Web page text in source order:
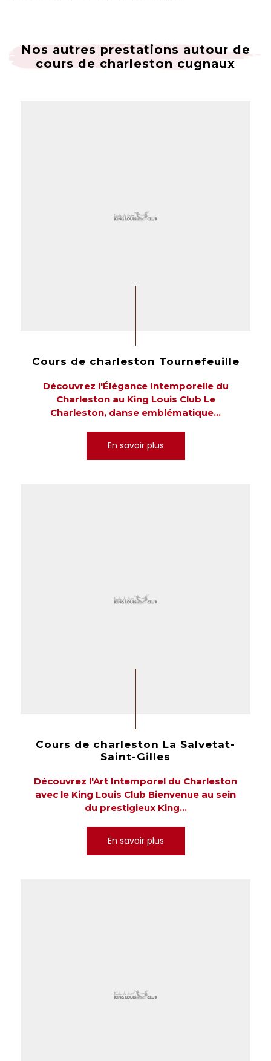
Nos autres prestations autour de
cours de charleston cugnaux
Cours de charleston Tournefeuille
Découvrez l'Élégance Intemporelle du
Charleston au King Louis Club Le
Charleston, danse emblématique...
En savoir plus
Cours de charleston La Salvetat-
Saint-Gilles
Découvrez l'Art Intemporel du Charleston
avec le King Louis Club Bienvenue au sein
du prestigieux King...
En savoir plus